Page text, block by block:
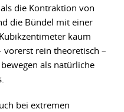
die Kontraktion von
die Bündel mit einer
kaum
vorerst rein theoretisch –
als natürliche
bei extremen